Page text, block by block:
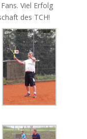
Viel Erfolg
des TCH!